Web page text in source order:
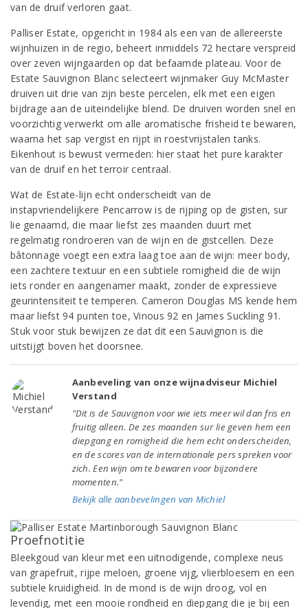
van de druif verloren gaat.
Palliser Estate, opgericht in 1984 als een van de allereerste
wijnhuizen in de regio, beheert inmiddels 72 hectare verspreid
over zeven wijngaarden op dat befaamde plateau. Voor de
Estate Sauvignon Blanc selecteert wijnmaker Guy McMaster
druiven uit drie van zijn beste percelen, elk met een eigen
bijdrage aan de uiteindelijke blend. De druiven worden snel en
voorzichtig verwerkt om alle aromatische frisheid te bewaren,
waarna het sap vergist en rijpt in roestvrijstalen tanks.
Eikenhout is bewust vermeden: hier staat het pure karakter
van de druif en het terroir centraal.
Wat de Estate-lijn echt onderscheidt van de
instapvriendelijkere Pencarrow is de rijping op de gisten, sur
lie genaamd, die maar liefst zes maanden duurt met
regelmatig rondroeren van de wijn en de gistcellen. Deze
bâtonnage voegt een extra laag toe aan de wijn: meer body,
een zachtere textuur en een subtiele romigheid die de wijn
iets ronder en aangenamer maakt, zonder de expressieve
geurintensiteit te temperen. Cameron Douglas MS kende hem
maar liefst 94 punten toe, Vinous 92 en James Suckling 91.
Stuk voor stuk bewijzen ze dat dit een Sauvignon is die
uitstijgt boven het doorsnee.
Aanbeveling van onze wijnadviseur Michiel
Verstand
"Dit is de Sauvignon voor wie iets meer wil dan fris en
fruitig alleen. De zes maanden sur lie geven hem een
diepgang en romigheid die hem echt onderscheiden,
en de scores van de internationale pers spreken voor
zich. Een wijn om te bewaren voor bijzondere
momenten."
Bekijk alle aanbevelingen van Michiel
Proefnotitie
Bleekgoud van kleur met een uitnodigende, complexe neus
van grapefruit, rijpe meloen, groene vijg, vlierbloesem en een
subtiele kruidigheid. In de mond is de wijn droog, vol en
levendig, met een mooie rondheid en diepgang die je bij een